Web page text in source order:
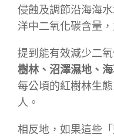
侵蝕及調節沿海海
洋中二氧化碳含量
提到能有效減少二
樹林、沼澤濕地、
每公頃的紅樹林生
人。
相反地，如果這些